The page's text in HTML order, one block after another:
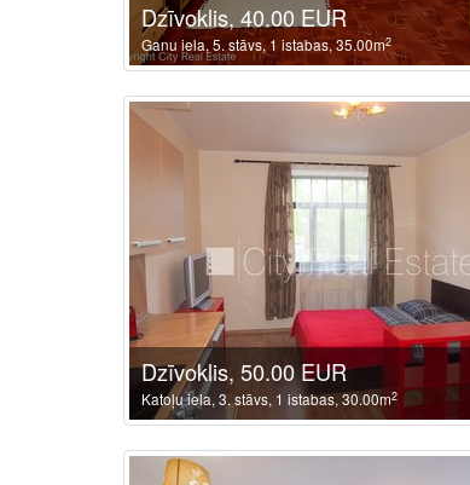
Dzīvoklis, 40.00 EUR
Ganu iela, 5. stāvs, 1 istabas, 35.00m2
Dzīvoklis, 50.00 EUR
Katoļu iela, 3. stāvs, 1 istabas, 30.00m2